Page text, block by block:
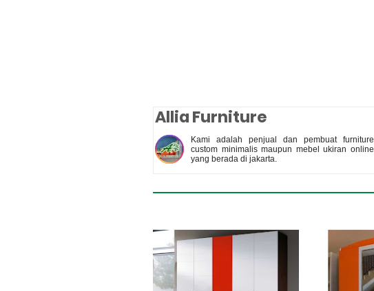
Allia Furniture
Kami adalah penjual dan pembuat furniture
custom minimalis maupun mebel ukiran online
yang berada di jakarta.